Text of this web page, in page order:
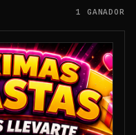
1 GANADOR